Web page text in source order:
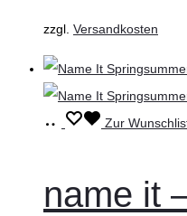
der
werden
zzgl. Versandkosten
Ausführung
Dieses
mehrere
Zur
name it